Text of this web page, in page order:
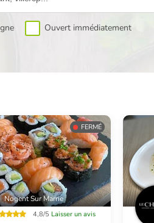
Ouvert immédiatement
FERMÉ
Nogent Sur Marne
4,8/5 Laisser un avis